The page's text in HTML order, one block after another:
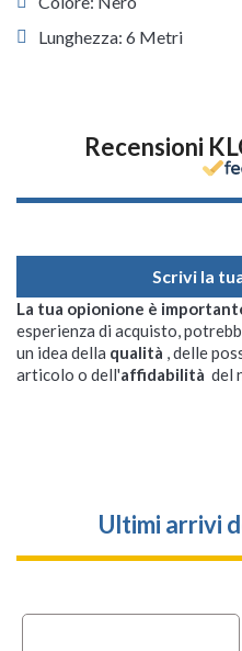
Lunghezza: 6 Metri
Recensioni
Scrivi la
La tua opionione è
esperienza di acquisto,
un idea della qualità , delle
articolo o dell'affidabilità del
Ultimi arrivi